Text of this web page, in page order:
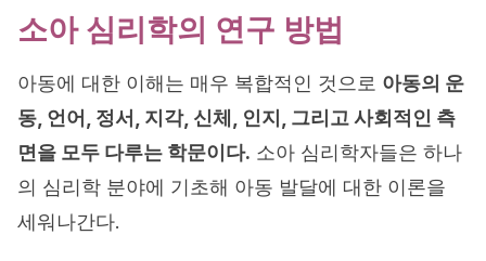
소아 심리학의 연구 방법
아동에 대한 이해는 매우 복합적인 것으로 아동의 운
동, 언어, 정서, 지각, 신체, 인지, 그리고 사회적인 측
면을 모두 다루는 학문이다. 소아 심리학자들은 하나
의 심리학 분야에 기초해 아동 발달에 대한 이론을
세워나간다.